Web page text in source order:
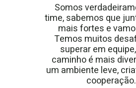
Somos
time, sabemos que
mais fortes e
Temos muitos
superar em
caminho é mais
um ambiente leve,
cooperação.